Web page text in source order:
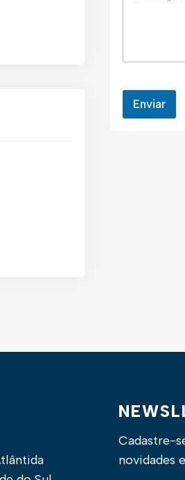
Enviar
Cadastre-
novidades